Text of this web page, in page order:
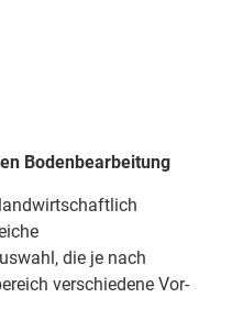
Bodenbearbeitung
die je nach
verschiedene Vor-